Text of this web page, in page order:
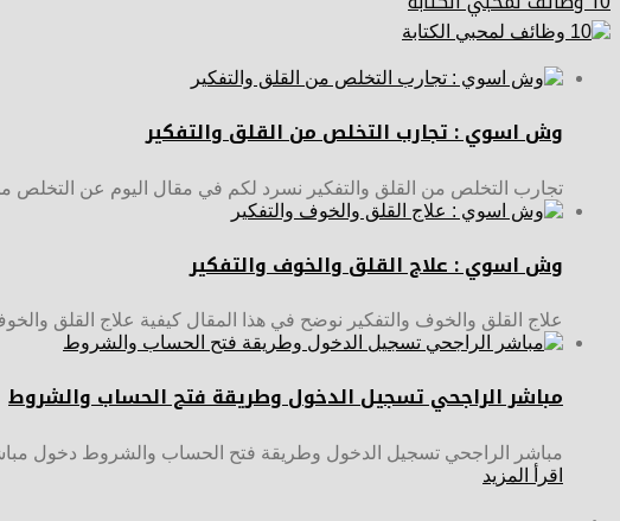
وش اسوي : تجارب التخلص من القلق والتفكير
تجارب التخلص من القلق والتفكير نسرد لكم في مقال اليوم عن
وش اسوي : علاج القلق والخوف والتفكير
علاج القلق والخوف والتفكير نوضح في هذا المقال كيفية علاج القلق
مباشر الراجحي تسجيل الدخول وطريقة فتح الحساب والشروط
مباشر الراجحي تسجيل الدخول وطريقة فتح الحساب والشروط دخول
اقرأ المزيد